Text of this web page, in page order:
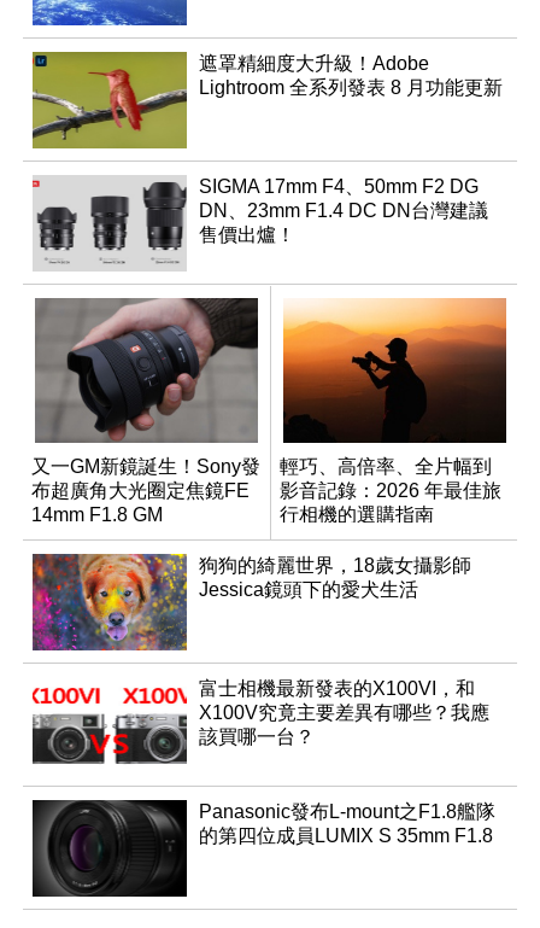
遮罩精細度大升級！Adobe
Lightroom 全系列發表 8 月功能更新
SIGMA 17mm F4、50mm F2 DG
DN、23mm F1.4 DC DN台灣建議
售價出爐！
又一GM新鏡誕生！Sony發
布超廣角大光圈定焦鏡FE
14mm F1.8 GM
輕巧、高倍率、全片幅到
影音記錄：2026 年最佳旅
行相機的選購指南
狗狗的綺麗世界，18歲女攝影師
Jessica鏡頭下的愛犬生活
富士相機最新發表的X100VI，和
X100V究竟主要差異有哪些？我應
該買哪一台？
Panasonic發布L-mount之F1.8艦隊
的第四位成員LUMIX S 35mm F1.8